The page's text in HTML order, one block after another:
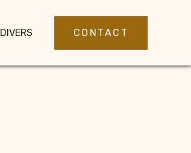
DIVERS CONTACT